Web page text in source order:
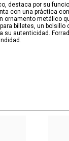
destaca por su
con una práctica
ornamento metálico
billetes, un bolsillo
autenticidad.